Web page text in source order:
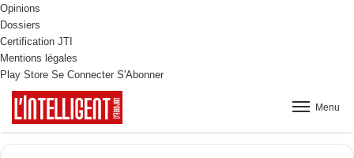
Opinions
Dossiers
Certification JTI
Mentions légales
Play Store Se Connecter S'Abonner
Menu